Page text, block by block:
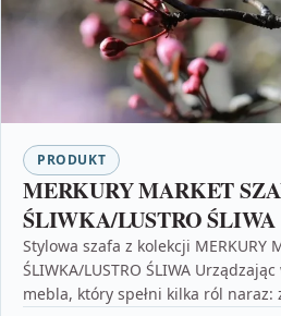
PRODUKT
MERKURY MARKET
ŚLIWKA/LUSTRO ŚLIWA
Stylowa szafa z kolekcji MERKURY
ŚLIWKA/LUSTRO ŚLIWA
mebla, który spełni kilka ról